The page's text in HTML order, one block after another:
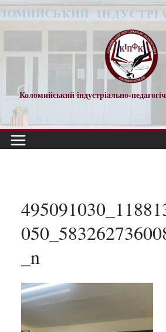
Перейти
до
Коломийський індустріально-
_n